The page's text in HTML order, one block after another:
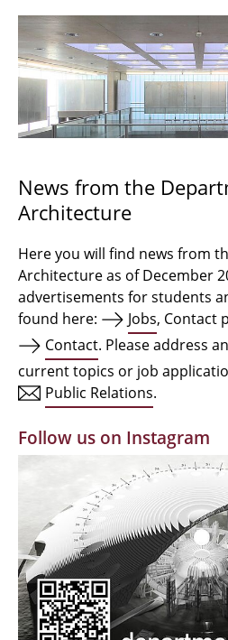
Admission procedure 2024
Bachelor Architecture
Bachelor Architecture+
Qualification profile
Semester Programme
Internationales
Facilities
Alumni | cloud club
Documents and
News from the
Architecture
Here you will find news from
Architecture as of December
advertisements for students
found here:
Jobs, Contact
Contact. Please address
current topics or job
Public Relations.
Follow us on Instagram